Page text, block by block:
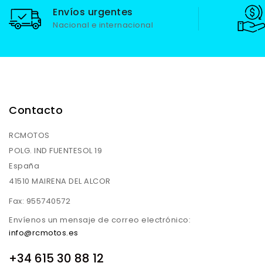
Envíos urgentes
Nacional e internacional
Contacto
RCMOTOS
POLG. IND FUENTESOL 19
España
41510 MAIRENA DEL ALCOR
Fax: 955740572
Envíenos un mensaje de correo electrónico:
info@rcmotos.es
+34 615 30 88 12